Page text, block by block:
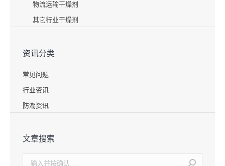
物流运输干燥剂
其它行业干燥剂
资讯分类
常见问题
行业资讯
防潮资讯
文章搜索